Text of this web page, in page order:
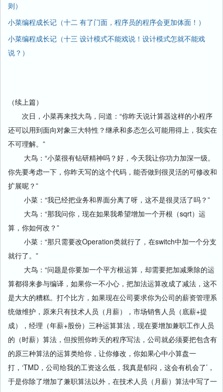
则）
小菜编程成长记（十二 有了门面，程序员的程序会更加体面！）
小菜编程成长记（十三 设计模式不能戏说！设计模式怎就不能戏
说？）
（续上篇）
次日，小菜再来找大鸟，问道：“你昨天说计算器这样的小程序
还可以用到面向对象三大特性？继承和多态怎么可能用得上，我实在
不可理解。”
大鸟：“小菜很有钻研精神吗？好，今天我让你功力加深一级。
你先要考虑一下，你昨天写的这个代码，能否做到很灵活的可修改和
扩展呢？”
小菜：“我已经把业务和界面分离了呀，这不是很灵活了吗？”
大鸟：“那我问你，现在如果我希望增加一个开根（sqrt）运
算，你如何改？”
小菜：“那只需要改Operation类就行了，在switch中加一个分支
就行了。”
大鸟：“问题是你要加一个平方根运算，却需要把加减乘除的运
算都得来参与编译，如果你一不小心，把加法运算改成了减法，这不
是大大的糟糕。打个比方，如果现在公司要求你为公司的薪资管理系
统做维护，原来只有技术人员（月薪），市场销售人员（底薪+提
成），经理（年薪+股份）三种运算算法，现在要增加兼职工作人员
的（时薪）算法，但按照你昨天的程序写法，公司就必须要把包含有
的原三种算法的运算类给你，让你修改，你如果心中小算盘一
打，‘TMD，公司给我的工资这么低，我真是郁闷，这会有机会了’，
于是你除了增加了兼职算法以外，在技术人员（月薪）算法中写了一